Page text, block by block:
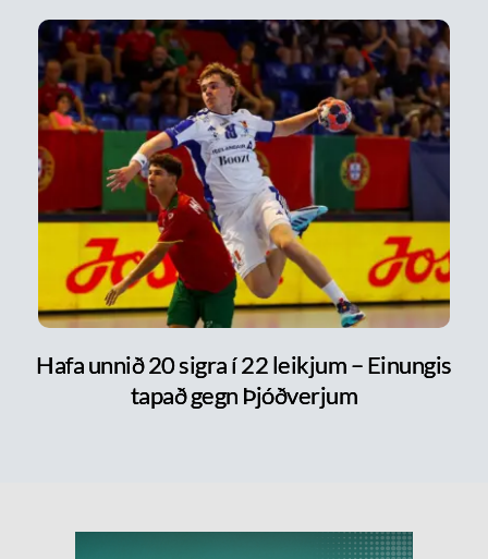
Hafa unnið 20 sigra í 22 leikjum – Einungis
tapað gegn Þjóðverjum